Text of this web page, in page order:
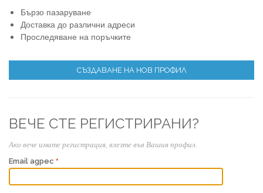
Бързо пазаруване
Доставка до различни адреси
Проследяване на поръчките
СЪЗДАВАНЕ НА НОВ ПРОФИЛ
ВЕЧЕ СТЕ РЕГИСТРИРАНИ?
Ако вече имате регистрация, влезте във Вашия профил.
Email адрес